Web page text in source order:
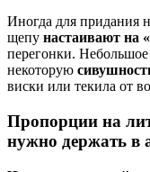
Иногда для придания
щепу настаивают на
перегонки. Небольшое
некоторую
виски или текила от
Пропорции на
нужно держать в